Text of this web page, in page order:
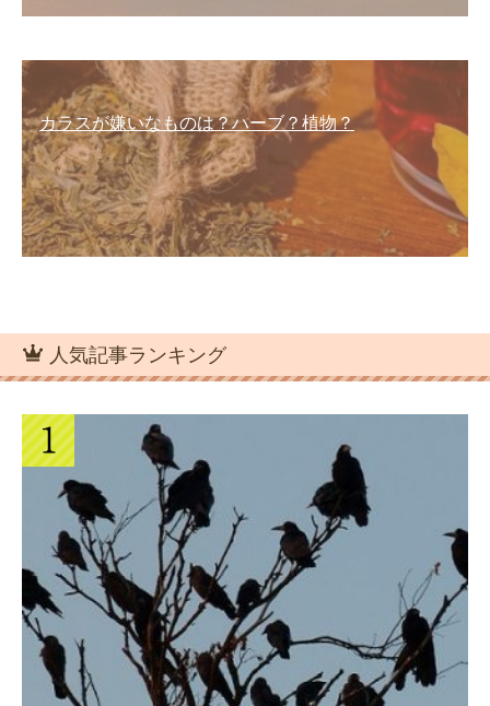
カラスが嫌いなものは？ハーブ？植物？
人気記事ランキング